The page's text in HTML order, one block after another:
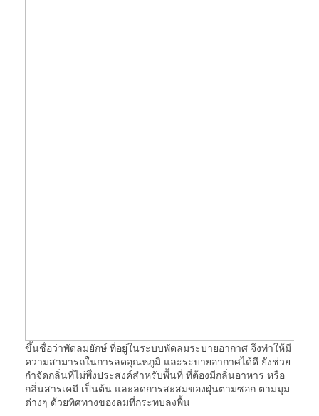
ขึ้นชื่อว่าพัดลมยักษ์ ที่อยู่ในระบบพัดลมระบายอากาศ จึงทำให้มี
ความสามารถในการลดอุณหภูมิ และระบายอากาศได้ดี ยังช่วย
กำจัดกลิ่นที่ไม่พึ่งประสงค์สำหรับพื้นที่ ที่ต้องมีกลิ่นอาหาร หรือ
กลิ่นสารเคมี เป็นต้น และลดการสะสมของฝุ่นตามซอก ตามมุม
ต่างๆ ด้วยทิศทางของลมที่กระทบลงพื้น